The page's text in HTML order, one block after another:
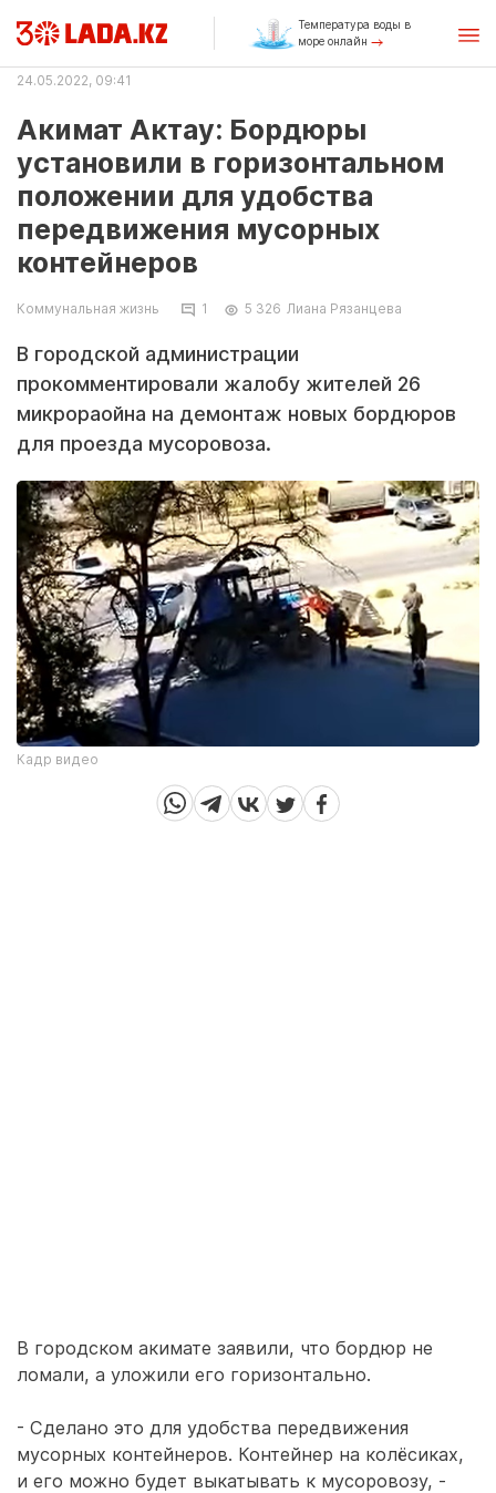
Температура воды в
море онлайн
24.05.2022, 09:41
Акимат Актау: Бордюры
установили в горизонтальном
положении для удобства
передвижения мусорных
контейнеров
Коммунальная жизнь 1 5 326 Лиана Рязанцева
В городской администрации
прокомментировали жалобу жителей 26
микрораойна на демонтаж новых бордюров
для проезда мусоровоза.
Кадр видео
В городском акимате заявили, что бордюр не
ломали, а уложили его горизонтально.
- Сделано это для удобства передвижения
мусорных контейнеров. Контейнер на колёсиках,
и его можно будет выкатывать к мусоровозу, -